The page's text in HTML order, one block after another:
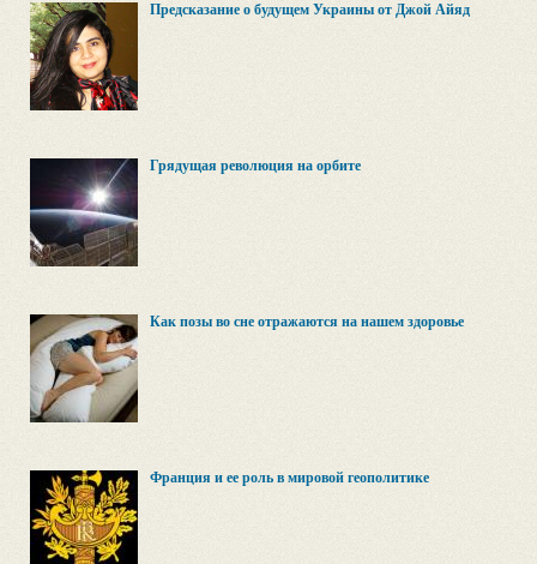
Предсказание о будущем Украины от Джой Айяд
Грядущая революция на орбитe
Как позы во сне отражаются на нашем здоровье
Франция и ее роль в мировой геополитике